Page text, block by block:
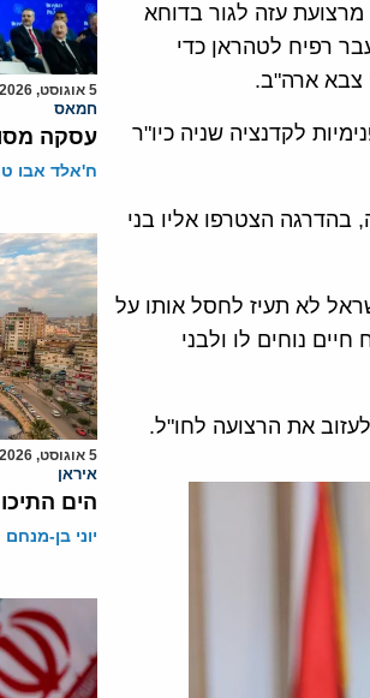
עזה לגור בדוחא
רפיח לטהראן כדי
צבא ארה"ב.
לקדנציה שניה כיו"ר
בהדרגה הצטרפו אליו בני
לא תעיז לחסל אותו על
נוחים לו ולבני
את הרצועה לחו"ל.
5 אוגוסט, 2026
חמאס
עסקה
ח'אלד אבו
5 אוגוסט, 2026
איראן
הים
יוני בן-מנחם